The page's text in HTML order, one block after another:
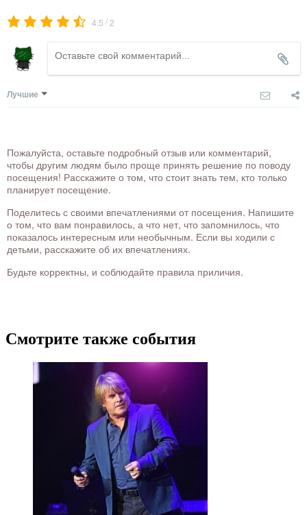
4.5 /2
Лучшие
Пожалуйста, оставьте подробный отзыв или комментарий,
чтобы другим людям было проще принять решение по поводу
посещения! Расскажите о том, что стоит знать тем, кто только
планирует посещение.
Поделитесь с своими впечатлениями от посещения. Напишите
о том, что вам понравилось, а что нет, что запомнилось, что
показалось интересным или необычным. Если вы ходили с
детьми, расскажите об их впечатлениях.
Будьте корректны, и соблюдайте правила приличия.
Смотрите также события